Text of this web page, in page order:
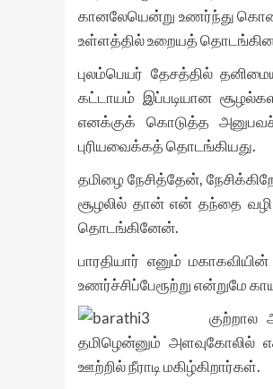
கானலேயென்று உணர்ந்து
உள்ளத்தில் உறையத்
புலம்பெயர் தேசத்தில்
கட்டாயம் இப்படியான
எனக்குக் கொடுத்த
புரியவைக்கத் தொடங்கியது.
தமிழை நேசித்தேன்,
சூழலில் தான் என் தந்தை வழி
தொடங்கினேன்.
பாரதியார் எனும்
உணர்ச்சிப்பேரூற்று என்றுமே
குற்றால
தமிழென்னும் அளவுகோலில்
ஊற்றில் நீராடி மகிழ்கிறார்கள்.